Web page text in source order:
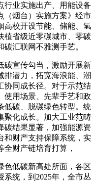
行业实施出产、用能设备
（烟台）实施方案》经市
高校开设节能、储能、氢
植省级近零碳城市、零碳
汇联网不雅测手艺。
宣传勾当，激励开展新
排潜力，拓宽海浪能、潮
协同成长径。对于示范结
使用场景、先辈手艺和政
低碳、脱碳绿色转型。统
聚化成长。加大工业范畴
碳结果显著，加强能源资
和财产支持保障系统，实
财产链培育打算，
低碳新高处所面，各区
统，到2025年，全市丛